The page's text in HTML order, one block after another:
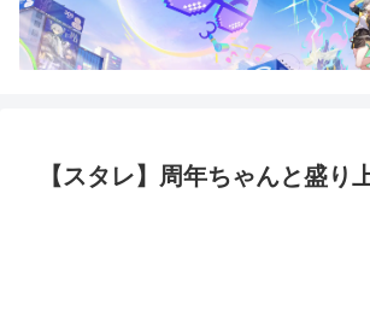
【スタレ】周年ちゃんと盛り